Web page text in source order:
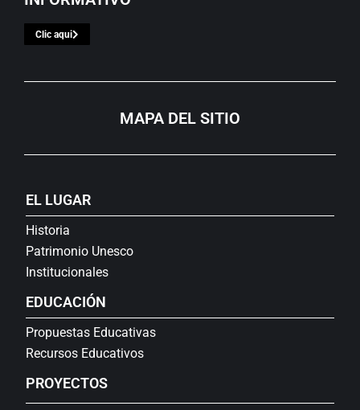
Clic aqui
MAPA DEL SITIO
EL LUGAR
Historia
Patrimonio Unesco
Institucionales
EDUCACIÓN
Propuestas Educativas
Recursos Educativos
PROYECTOS